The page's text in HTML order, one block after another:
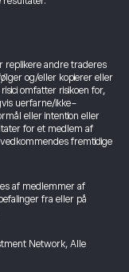
replikere andre traderes
og/eller kopierer eller
omfatter risikoen for,
uerfarne/ikke-
eller intention eller
for et medlem af
fremtidige
af medlemmer af
fra eller på
Network, Alle